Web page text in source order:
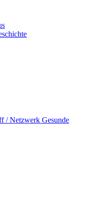
/ Netzwerk Gesunde